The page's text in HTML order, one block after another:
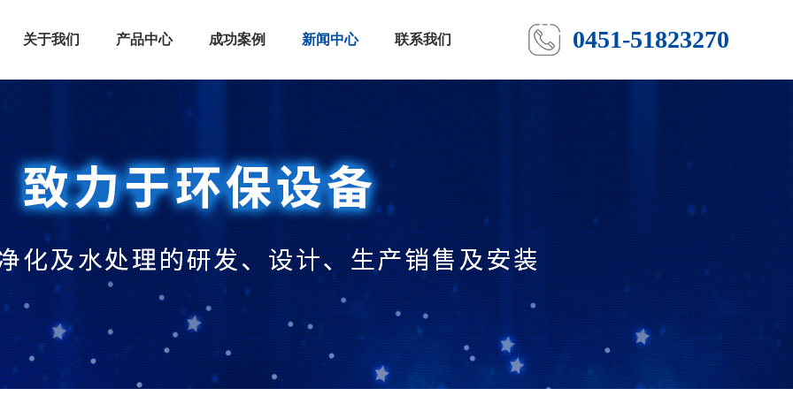
关于我们 产品中心 成功案例 新闻中心 联系我们 0451-51823270